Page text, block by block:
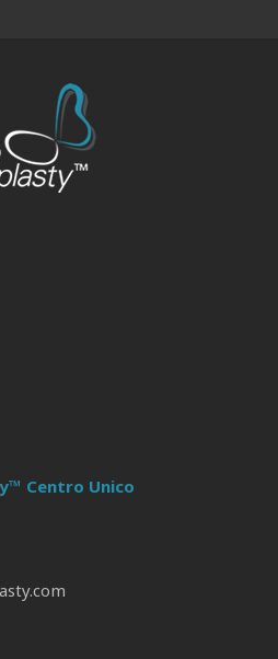
Centro Unico